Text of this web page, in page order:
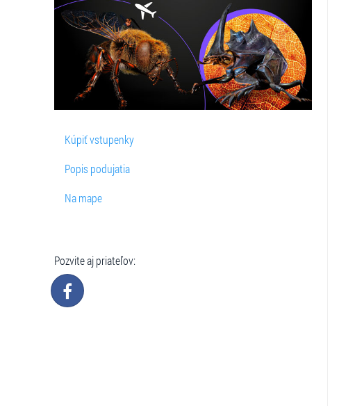
Kúpiť vstupenky
Popis podujatia
Na mape
Pozvite aj priateľov: